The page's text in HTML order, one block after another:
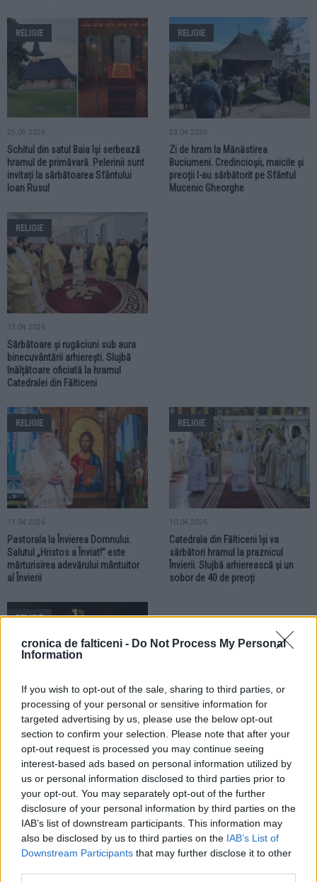
cronica de falticeni - Do Not Process My Personal
Information
If you wish to opt-out of the sale, sharing to third parties, or
processing of your personal or sensitive information for
targeted advertising by us, please use the below opt-out
section to confirm your selection. Please note that after your
opt-out request is processed you may continue seeing
interest-based ads based on personal information utilized by
us or personal information disclosed to third parties prior to
your opt-out. You may separately opt-out of the further
disclosure of your personal information by third parties on the
IAB’s list of downstream participants. This information may
also be disclosed by us to third parties on the IAB’s List of
Downstream Participants that may further disclose it to other
RELIGIE
25.05.2026
Schitul din satul Baia își serbează
hramul de primăvară. Pelerinii sunt
invitați la sărbătoarea Sfântului
Ioan Rusul
RELIGIE
23.04.2026
Zi de hram la Mănăstirea
Buciumeni. Credincioșii, maicile și
preoții l-au sărbătorit pe Sfântul
Mucenic Gheorghe
RELIGIE
13.04.2026
Sărbătoare și rugăciuni sub aura
binecuvântării arhierești. Slujbă
înălțătoare oficiată la hramul
Catedralei din Fălticeni
RELIGIE
11.04.2026
Pastorala la Învierea Domnului.
Salutul „Hristos a Înviat!” este
mărturisirea adevărului mântuitor
al Învierii
RELIGIE
10.04.2026
Catedrala din Fălticeni își va
sărbători hramul la praznicul
Învierii. Slujbă arhierească și un
sobor de 40 de preoți
RELIGIE
06.04.2026
Sfânta Lumină va ajunge și anul
acesta în Protopopiatul Fălticeni.
Sunt luate în calcul două
RELIGIE RELIGIE